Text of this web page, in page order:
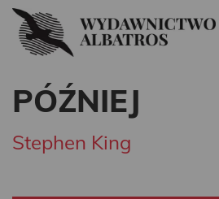
PÓŹNIEJ
Stephen King